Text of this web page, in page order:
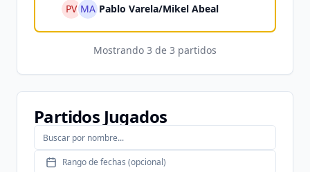
PV MA Pablo Varela/Mikel Abeal
Mostrando 3 de 3 partidos
Partidos Jugados
Rango de fechas (opcional)